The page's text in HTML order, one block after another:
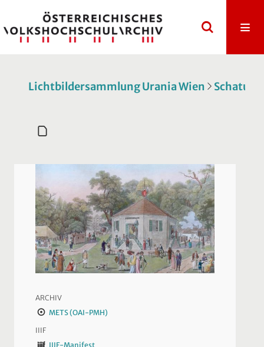
Lichtbildersammlung Urania Wien
ARCHIV
METS (OAI-PMH)
IIIF
IIIF-Manifest